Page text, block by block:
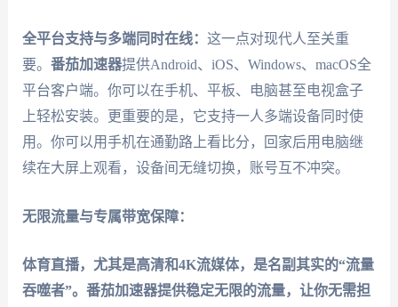
全平台支持与多端同时在线： 这一点对现代人至关重
要。 番茄加速器提供Android、iOS、Windows、macOS全
平台客户端。你可以在手机、平板、电脑甚至电视盒子
上轻松安装。更重要的是，它支持一人多端设备同时使
用。你可以用手机在通勤路上看比分，回家后用电脑继
续在大屏上观看，设备间无缝切换，账号互不冲突。
无限流量与专属带宽保障：
体育直播，尤其是高清和4K流媒体，是名副其实的“流量
吞噬者”。 番茄加速器提供稳定无限的流量，让你无需担